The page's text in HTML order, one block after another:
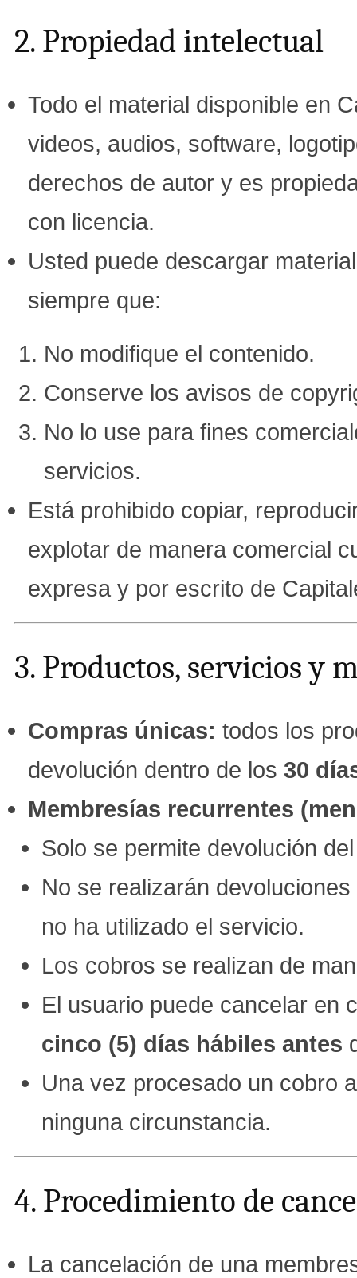
2. Propiedad intelectual
Todo el material disponible en
videos, audios, software,
derechos de autor y es
con licencia.
Usted puede descargar
siempre que:
No modifique el contenido.
Conserve los avisos de
No lo use para fines
servicios.
Está prohibido copiar,
explotar de manera comercial
expresa y por escrito de
3. Productos, servicios y
Compras únicas: todos los
devolución dentro de los 30
Membresías recurrentes
Solo se permite devolución
No se realizarán
no ha utilizado el servicio.
Los cobros se realizan de
El usuario puede cancelar en
cinco (5) días hábiles antes
Una vez procesado un cobro
ninguna circunstancia.
4. Procedimiento de
La cancelación de una